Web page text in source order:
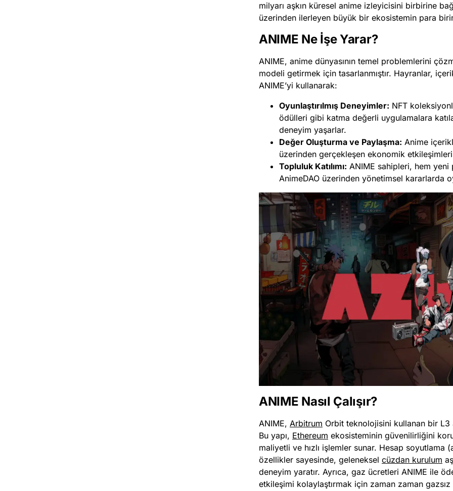
milyarı aşkın küresel anime izleyicisini birbirine
üzerinden ilerleyen büyük bir ekosistemin para
ANIME Ne İşe Yarar?
ANIME, anime dünyasının temel problemlerini
modeli getirmek için tasarlanmıştır. Hayranlar,
ANIME’yi kullanarak:
Oyunlaştırılmış Deneyimler: NFT
ödülleri gibi katma değerli uygulamalara
deneyim yaşarlar.
Değer Oluşturma ve Paylaşma: Anime
üzerinden gerçekleşen ekonomik
Topluluk Katılımı: ANIME sahipleri, hem
AnimeDAO üzerinden yönetimsel kararlarda
ANIME Nasıl Çalışır?
ANIME, Arbitrum Orbit teknolojisini kullanan bir L3
Bu yapı, Ethereum ekosisteminin güvenilirliğini
maliyetli ve hızlı işlemler sunar. Hesap soyutlama
özellikler sayesinde, geleneksel cüzdan kurulum
deneyim yaratır. Ayrıca, gaz ücretleri ANIME ile
etkileşimi kolaylaştırmak için zaman zaman